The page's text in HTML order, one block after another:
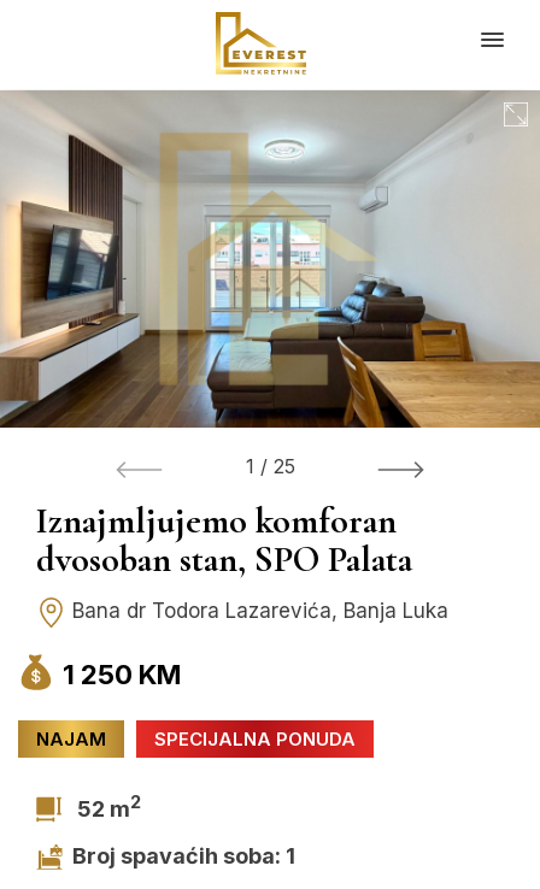
1 / 25
Iznajmljujemo komforan
dvosoban stan, SPO Palata
Bana dr Todora Lazarevića, Banja Luka
1 250 KM
NAJAM SPECIJALNA PONUDA
52 m2
Broj spavaćih soba: 1